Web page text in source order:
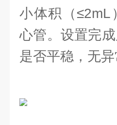
小体积（≤2mL
心管。设置完
是否平稳，无